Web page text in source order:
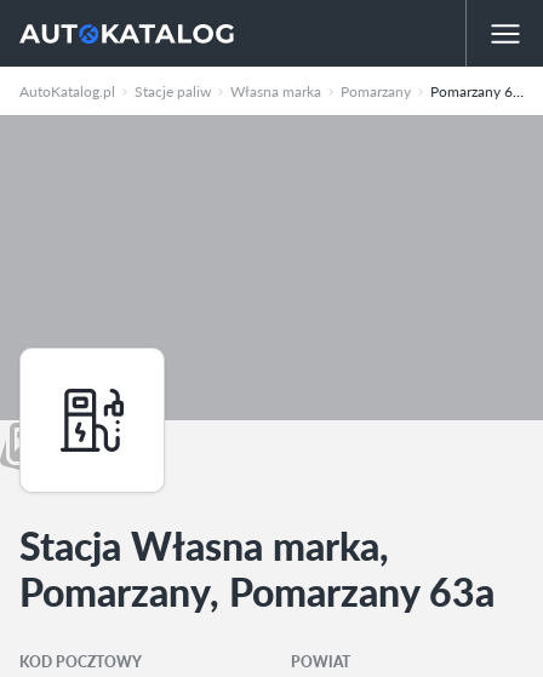
AutoKatalog.pl Stacje paliw Własna marka Pomarzany Pomarzany 63a
Stacja Własna marka,
Pomarzany, Pomarzany 63a
KOD POCZTOWY POWIAT